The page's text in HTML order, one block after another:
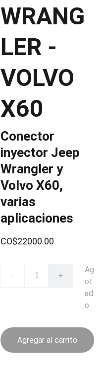
WRANG
LER -
VOLVO
X60
Conector
inyector Jeep
Wrangler y
Volvo X60,
varias
aplicaciones
CO$22000.00
- +
Ag
ot
ad
o
Agregar al carrito